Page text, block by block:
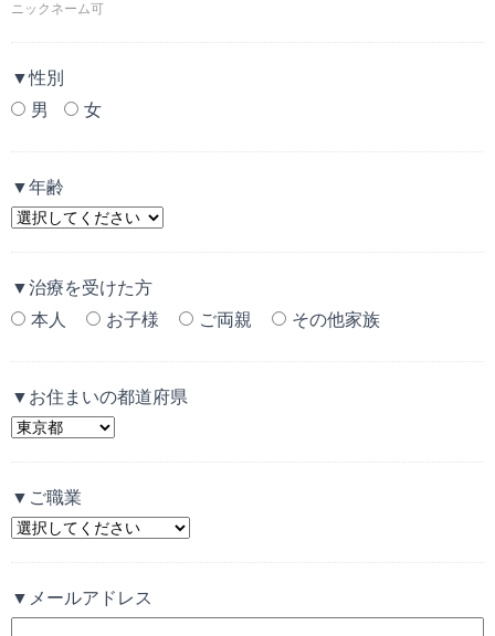
ニックネーム可
▼性別
男
女
▼年齢
▼治療を受けた方
本人
お子様 ご両親 その他家族
▼お住まいの都道府県
▼ご職業
▼メールアドレス